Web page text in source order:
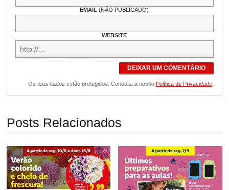
EMAIL(NÃO PUBLICADO)
WEBSITE
DEIXAR UM COMENTÁRIO
Os teus dados estão protegidos. Consulta a nossa Política de Privacidade.
Posts Relacionados